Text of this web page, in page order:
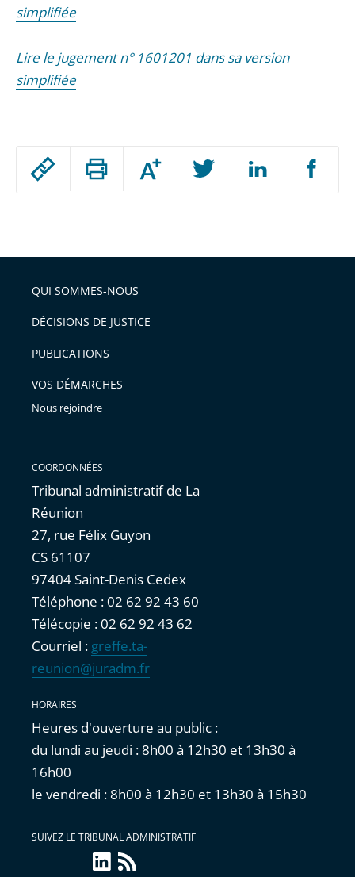
Passer
arriver
après
Augmenter
ou
l'article
pour
avant
simplifiée
Lire le jugement n° 1601201 dans sa version
simplifiée
QUI SOMMES-NOUS
DÉCISIONS DE JUSTICE
PUBLICATIONS
VOS DÉMARCHES
Nous rejoindre
COORDONNÉES
Tribunal administratif de La
Réunion
27, rue Félix Guyon
CS 61107
97404 Saint-Denis Cedex
Téléphone : 02 62 92 43 60
Télécopie : 02 62 92 43 62
Courriel : greffe.ta-
reunion@juradm.fr
HORAIRES
Heures d'ouverture au public :
du lundi au jeudi : 8h00 à 12h30 et 13h30 à
16h00
le vendredi : 8h00 à 12h30 et 13h30 à 15h30
SUIVEZ LE TRIBUNAL ADMINISTRATIF
linkedin
Flux